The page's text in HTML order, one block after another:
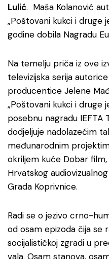
Lulić. Maša Kolanović
„Poštovani kukci i druge
godine dobila Nagradu
Na temelju priča iz ove
televizijska serija
producentice Jelene
„Poštovani kukci i druge
posebnu nagradu IEFTA
dodjeljuje nadolazećim
međunarodnim
okriljem kuće Dobar
Hrvatskog
Grada Koprivnice.
Radi se o jezivo crno-
od osam epizoda čija se
socijalističkoj zgradi u
vala. Osam stanova,